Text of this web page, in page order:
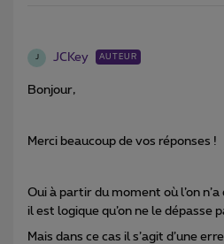
J JCKey AUTEUR
Bonjour,
Merci beaucoup de vos réponses !
Oui à partir du moment où l’on
il est logique qu’on ne le dépasse
Mais dans ce cas il s’agit d’une